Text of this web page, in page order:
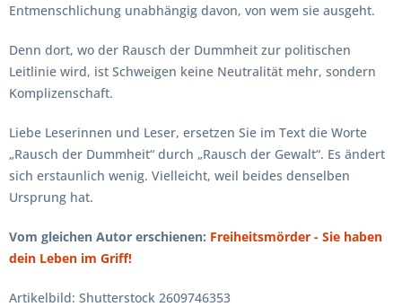
Entmenschlichung unabhängig davon, von wem sie ausgeht.
Denn dort, wo der Rausch der Dummheit zur politischen
Leitlinie wird, ist Schweigen keine Neutralität mehr, sondern
Komplizenschaft.
Liebe Leserinnen und Leser, ersetzen Sie im Text die Worte
„Rausch der Dummheit“ durch „Rausch der Gewalt“. Es ändert
sich erstaunlich wenig. Vielleicht, weil beides denselben
Ursprung hat.
Vom gleichen Autor erschienen: Freiheitsmörder - Sie haben
dein Leben im Griff!
Artikelbild: Shutterstock 2609746353